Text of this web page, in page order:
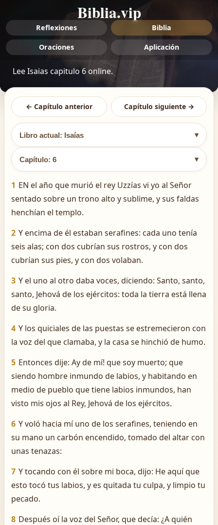
Biblia.vip
Reflexiones Biblia
Oraciones Aplicación
Lee Isaias capitulo 6 online.
← Capítulo anterior Capítulo siguiente →
Libro actual: Isaías ▾
Capítulo: 6 ▾
1 EN el año que murió el rey Uzzías vi yo al Señor
sentado sobre un trono alto y sublime, y sus faldas
henchían el templo.
2 Y encima de él estaban serafines: cada uno tenía
seis alas; con dos cubrían sus rostros, y con dos
cubrían sus pies, y con dos volaban.
3 Y el uno al otro daba voces, diciendo: Santo, santo,
santo, Jehová de los ejércitos: toda la tierra está llena
de su gloria.
4 Y los quiciales de las puestas se estremecieron con
la voz del que clamaba, y la casa se hinchió de humo.
5 Entonces dije: ­Ay de mí! que soy muerto; que
siendo hombre inmundo de labios, y habitando en
medio de pueblo que tiene labios inmundos, han
visto mis ojos al Rey, Jehová de los ejércitos.
6 Y voló hacia mí uno de los serafines, teniendo en
su mano un carbón encendido, tomado del altar con
unas tenazas:
7 Y tocando con él sobre mi boca, dijo: He aquí que
esto tocó tus labios, y es quitada tu culpa, y limpio tu
pecado.
8 Después oí la voz del Señor, que decía: ¿A quién